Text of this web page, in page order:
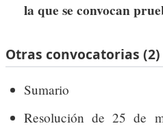
la que se convocan
Otras convocatorias (2)
Sumario
Resolución de 25 de